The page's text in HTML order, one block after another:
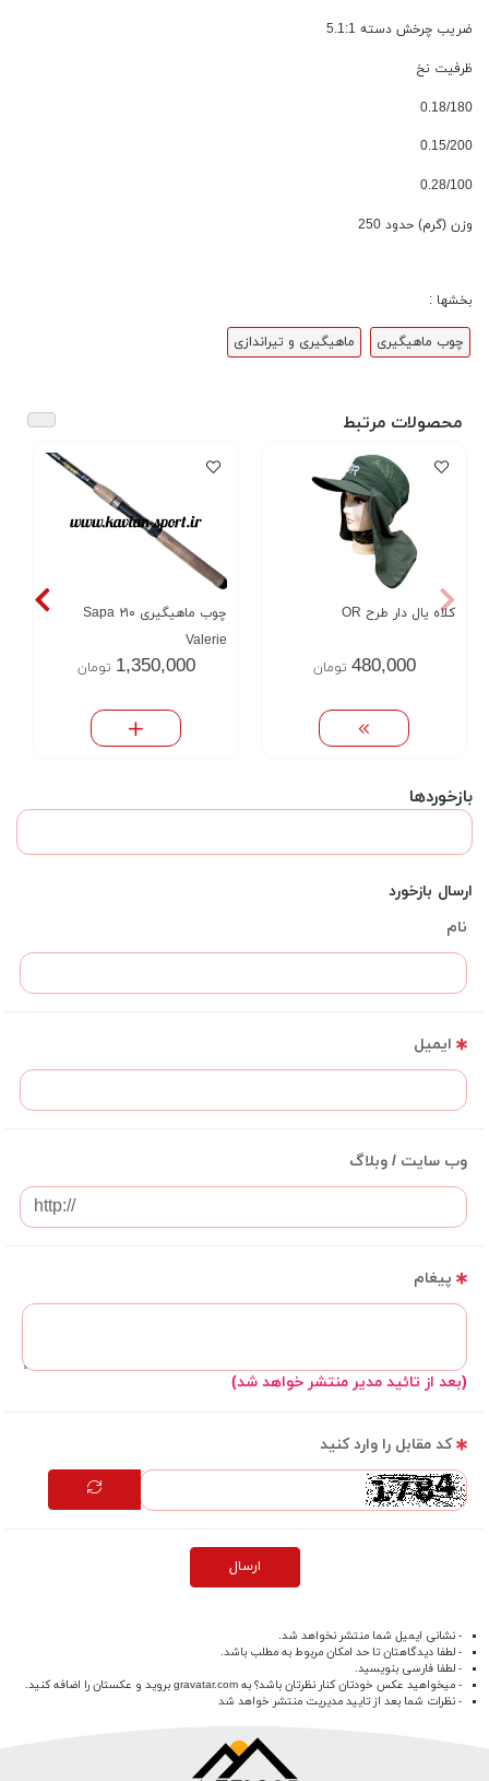
ضریب چرخش دسته 5.1:1
ظرفیت نخ
0.18/180
0.15/200
0.28/100
وزن (گرم) حدود 250
بخشها :
چوب ماهیگیری ماهیگیری و تیراندازی
محصولات مرتبط
کلاه یال دار طرح OR
480,000 تومان
چوب ماهیگیری ۲۱۰ Sapa
Valerie
1,350,000 تومان
بازخوردها
ارسال بازخورد
نام
ایمیل
وب سایت / وبلاگ
پیغام
(بعد از تائید مدیر منتشر خواهد شد)
کد مقابل را وارد کنید
ارسال
- نشانی ایمیل شما منتشر نخواهد شد.
- لطفا دیدگاهتان تا حد امکان مربوط به مطلب باشد.
- لطفا فارسی بنویسید.
- میخواهید عکس خودتان کنار نظرتان باشد؟ به gravatar.com بروید و عکستان را اضافه کنید.
- نظرات شما بعد از تایید مدیریت منتشر خواهد شد